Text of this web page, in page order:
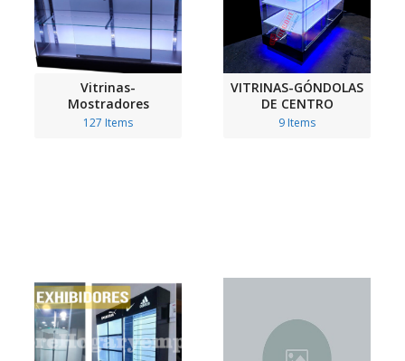
Vitrinas-
Mostradores
127 Items
VITRINAS-GÓNDOLAS
DE CENTRO
9 Items